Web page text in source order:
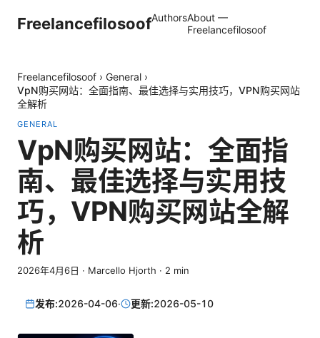
FreelancefilosoofAuthorsAbout —
Freelancefilosoof
Freelancefilosoof › General ›
VpN购买网站：全面指南、最佳选择与实用技巧，VPN购买网站
全解析
GENERAL
VpN购买网站：全面指
南、最佳选择与实用技
巧，VPN购买网站全解
析
2026年4月6日 · Marcello Hjorth · 2 min
发布:2026-04-06· 更新:2026-05-10